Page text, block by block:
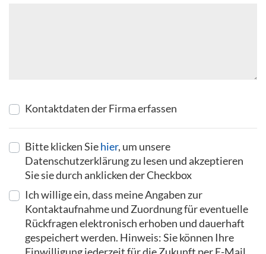
Kontaktdaten der Firma erfassen
Bitte klicken Siehier, um unsere
Datenschutzerklärung zu lesen und akzeptieren
Sie sie durch anklicken der Checkbox
Ich willige ein, dass meine Angaben zur
Kontaktaufnahme und Zuordnung für eventuelle
Rückfragen elektronisch erhoben und dauerhaft
gespeichert werden. Hinweis: Sie können Ihre